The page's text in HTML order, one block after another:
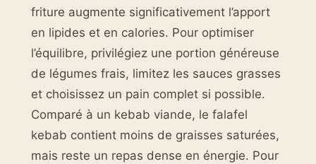
friture augmente significativement l’apport
en lipides et en calories. Pour optimiser
l’équilibre, privilégiez une portion généreuse
de légumes frais, limitez les sauces grasses
et choisissez un pain complet si possible.
Comparé à un kebab viande, le falafel
kebab contient moins de graisses saturées,
mais reste un repas dense en énergie. Pour